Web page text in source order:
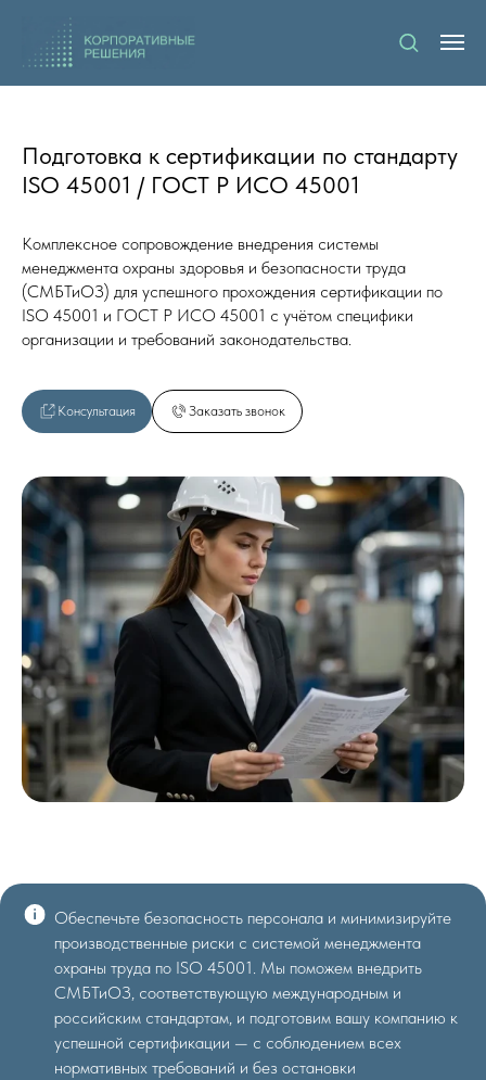
Подготовка к сертификации по стандарту
ISO 45001 / ГОСТ Р ИСО 45001
Комплексное сопровождение внедрения системы
менеджмента охраны здоровья и безопасности труда
(СМБТиОЗ) для успешного прохождения сертификации по
ISO 45001 и ГОСТ Р ИСО 45001 с учётом специфики
организации и требований законодательства.
Консультация Заказать звонок
Обеспечьте безопасность персонала и минимизируйте
производственные риски с системой менеджмента
охраны труда по ISO 45001. Мы поможем внедрить
СМБТиОЗ, соответствующую международным и
российским стандартам, и подготовим вашу компанию к
успешной сертификации — с соблюдением всех
нормативных требований и без остановки